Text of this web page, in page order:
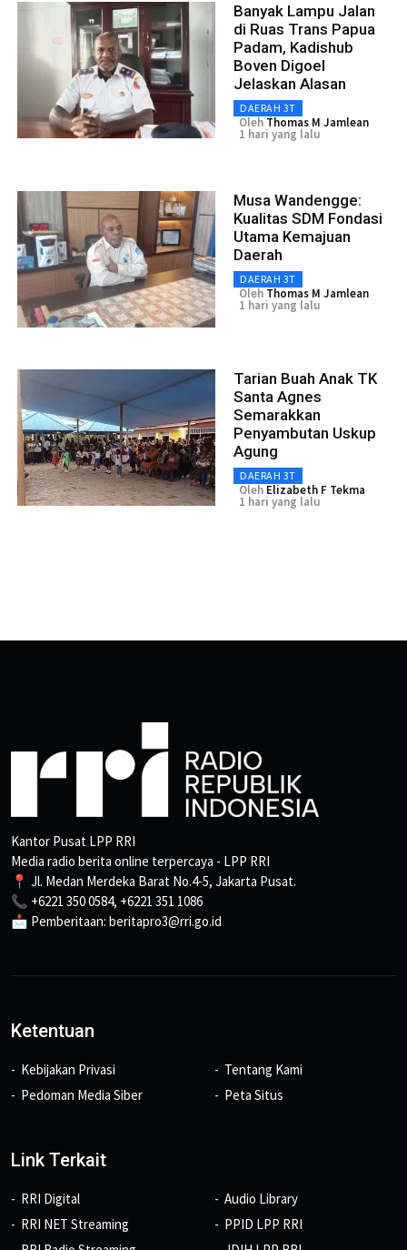
Banyak Lampu Jalan
di Ruas Trans Papua
Padam, Kadishub
Boven Digoel
Jelaskan Alasan
DAERAH 3T
Oleh Thomas M Jamlean
1 hari yang lalu
Musa Wandengge:
Kualitas SDM Fondasi
Utama Kemajuan
Daerah
DAERAH 3T
Oleh Thomas M Jamlean
1 hari yang lalu
Tarian Buah Anak TK
Santa Agnes
Semarakkan
Penyambutan Uskup
Agung
DAERAH 3T
Oleh Elizabeth F Tekma
1 hari yang lalu
Kantor Pusat LPP RRI
Media radio berita online terpercaya - LPP RRI
📍 Jl. Medan Merdeka Barat No.4-5, Jakarta Pusat.
📞 +6221 350 0584, +6221 351 1086
📩 Pemberitaan: beritapro3@rri.go.id
Ketentuan
Kebijakan Privasi
Pedoman Media Siber
Tentang Kami
Peta Situs
Link Terkait
RRI Digital
RRI NET Streaming
Audio Library
PPID LPP RRI